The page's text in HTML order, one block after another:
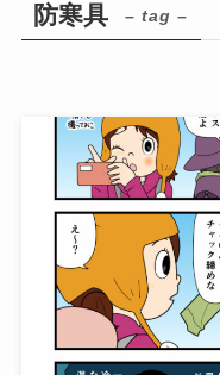
防寒具 – tag –